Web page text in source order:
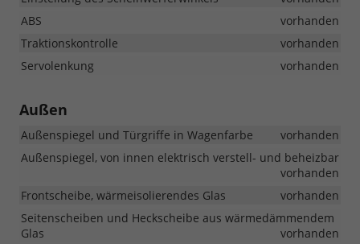
ABS
vorhanden
Traktionskontrolle
vorhanden
Servolenkung
vorhanden
Außen
Außenspiegel und Türgriffe in Wagenfarbe
vorhanden
Außenspiegel, von innen elektrisch verstell- und beheizbar
vorhanden
Frontscheibe, wärmeisolierendes Glas
vorhanden
Seitenscheiben und Heckscheibe aus wärmedämmendem
Glas
vorhanden